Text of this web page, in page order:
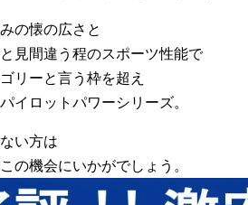
の懐の広さと
見間違う程のスポーツ性能で
リーと言う枠を超え
イロットパワーシリーズ。
い方は
の機会にいかがでしょう。